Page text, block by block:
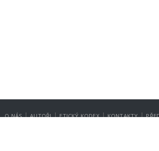
O NÁS | AUTOŘI | ETICKÝ KODEX | KONTAKTY |